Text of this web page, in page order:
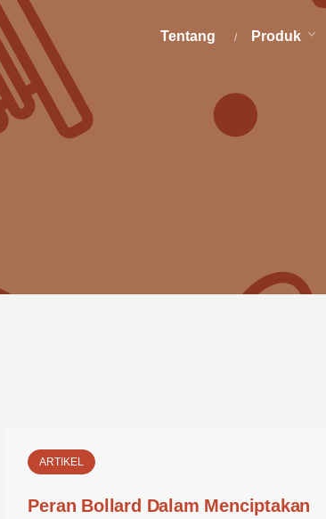
Tentang Produk
ARTIKEL
Peran Bollard Dalam Menciptakan